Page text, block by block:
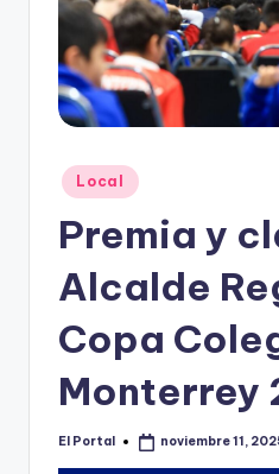
Publicado
en
Local
Premia y
Alcalde
Copa
Monterrey
Publicado
El Portal noviembre 11,